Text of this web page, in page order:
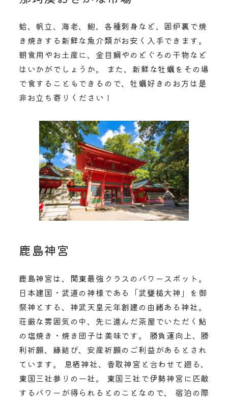
蛤、帆立、海老、鮑、各種刺身など、囲炉裏で焼
き焼きする新鮮な魚介類がお安く入手できます。
朝食用やお土産に、金目鯛やのどぐろの干物など
はいかがでしょうか。 また、新鮮な牡蠣をその場
で食することもできるので、牡蠣好きのお方は是
非お立ち寄りください！
鹿島神宮
鹿島神宮は、関東最強クラスのパワースポット。
日本建国・武道の神様である「武甕槌大神」を御
祭神とする、神武天皇元年創建の由緒ある神社。
荘厳な雰囲気の中、先に進んだ茶屋でいただく鮎
の塩焼き・焼き団子は美味です。 勝負運向上、勝
利祈願、縁結び、安産祈願のご利益があるとされ
ています。 息栖神社、香取神宮と合わせて廻る、
東国三社参りの一社。 東国三社で伊勢神宮に匹敵
するパワーが得られるとのことなので、 宿泊の際